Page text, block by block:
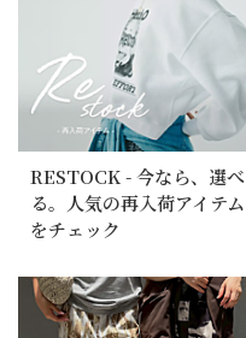
RESTOCK - 今なら、選べ
る。人気の再入荷アイテム
をチェック